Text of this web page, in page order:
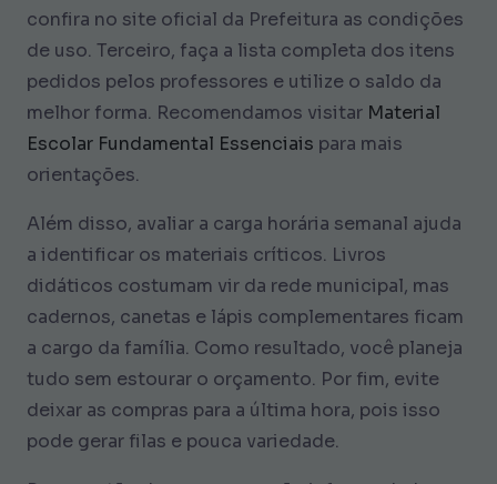
confira no site oficial da Prefeitura as condições
de uso. Terceiro, faça a lista completa dos itens
pedidos pelos professores e utilize o saldo da
melhor forma. Recomendamos visitar Material
Escolar Fundamental Essenciais para mais
orientações.
Além disso, avaliar a carga horária semanal ajuda
a identificar os materiais críticos. Livros
didáticos costumam vir da rede municipal, mas
cadernos, canetas e lápis complementares ficam
a cargo da família. Como resultado, você planeja
tudo sem estourar o orçamento. Por fim, evite
deixar as compras para a última hora, pois isso
pode gerar filas e pouca variedade.